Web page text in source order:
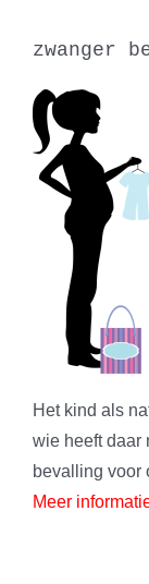
zwanger
Het kind als
wie heeft daar
bevalling voor
Meer